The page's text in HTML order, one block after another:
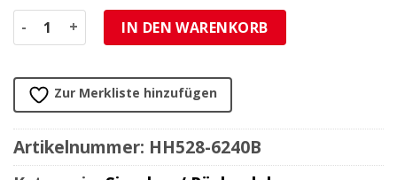
Sissybar HH COMFORT (H 250mm) schwarz zu Indian Menge
IN DEN WARENKORB
Zur Merkliste hinzufügen
Artikelnummer: HH528-6240B